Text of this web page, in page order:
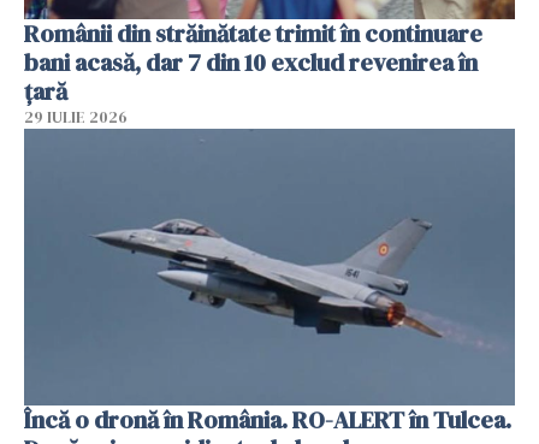
Românii din străinătate trimit în continuare
bani acasă, dar 7 din 10 exclud revenirea în
țară
29 IULIE 2026
Încă o dronă în România. RO-ALERT în Tulcea.